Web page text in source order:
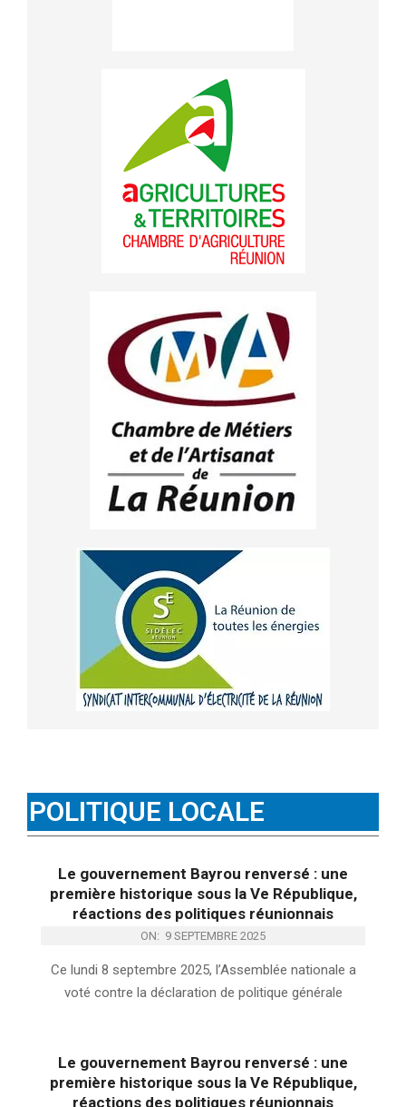
POLITIQUE LOCALE
Le gouvernement Bayrou renversé : une
première historique sous la Ve République,
réactions des politiques réunionnais
ON: 9 SEPTEMBRE 2025
Ce lundi 8 septembre 2025, l’Assemblée nationale a
voté contre la déclaration de politique générale
Le gouvernement Bayrou renversé : une
première historique sous la Ve République,
réactions des politiques réunionnais